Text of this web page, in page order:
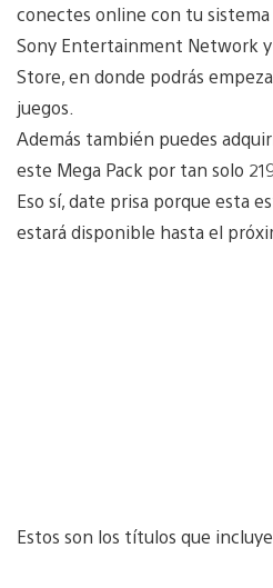
conectes online con tu sistema
Sony Entertainment Network y
Store, en donde podrás
juegos.
Además también puedes
este Mega Pack por tan solo
Eso sí, date prisa porque esta
estará disponible hasta el
Estos son los títulos que